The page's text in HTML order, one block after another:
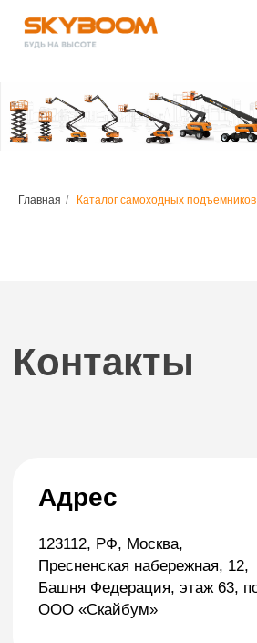
Главная / Каталог самоходных подъемников
+7 (495) 532 88 84
info@sky-boom.ru
Адрес